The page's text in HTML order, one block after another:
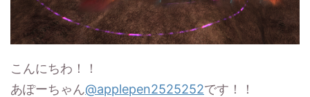
こんにちわ！！
あぽーちゃん@applepen2525252です！！